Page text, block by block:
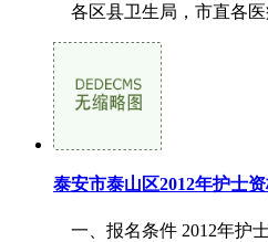
各区县卫生局，市直各医
泰安市泰山区2012年护士
一、报名条件 2012年护